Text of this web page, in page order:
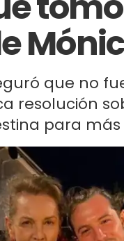
que no
resolución
para más